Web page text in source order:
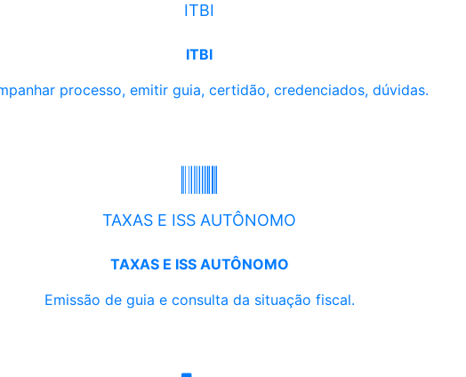
ITBI
ITBI
processo, emitir guia, certidão, credenciados, dúvidas.
TAXAS E ISS AUTÔNOMO
TAXAS E ISS AUTÔNOMO
Emissão de guia e consulta da situação fiscal.